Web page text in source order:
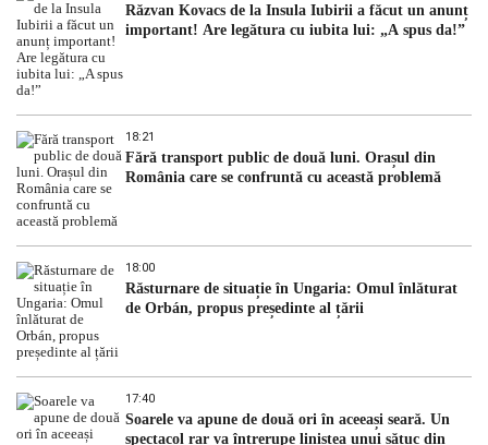
Răzvan Kovacs de la Insula Iubirii a făcut un anunț
important! Are legătura cu iubita lui: „A spus da!”
18:21
Fără transport public de două luni. Orașul din
România care se confruntă cu această problemă
18:00
Răsturnare de situație în Ungaria: Omul înlăturat
de Orbán, propus președinte al țării
17:40
Soarele va apune de două ori în aceeași seară. Un
spectacol rar va întrerupe liniștea unui sătuc din